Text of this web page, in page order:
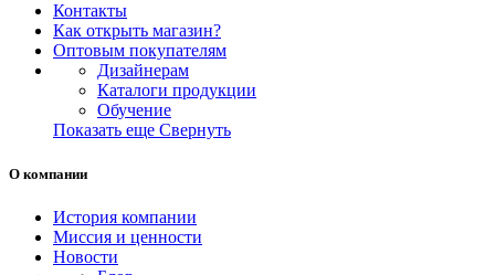
Контакты
Как открыть магазин?
Оптовым покупателям
Дизайнерам
Каталоги продукции
Обучение
Показать еще Свернуть
О компании
История компании
Миссия и ценности
Новости